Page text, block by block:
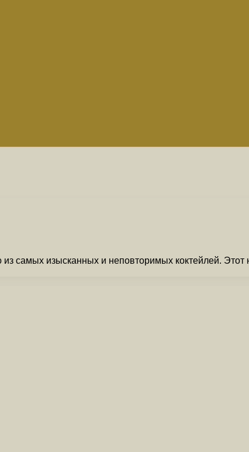
самых изысканных и неповторимых коктейлей. Этот